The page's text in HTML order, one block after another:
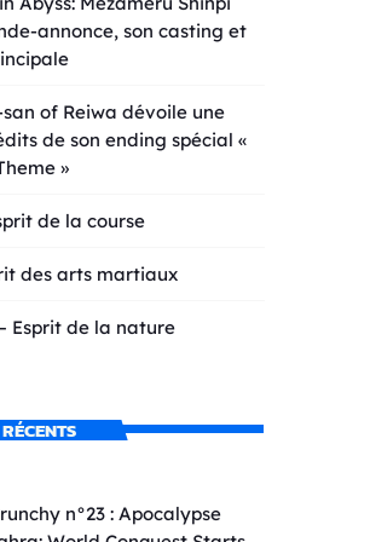
annonce, son casting et
san of Reiwa dévoile une
de son ending spécial «
»
de la course
des arts martiaux
Esprit de la nature
n°23 : Apocalypse